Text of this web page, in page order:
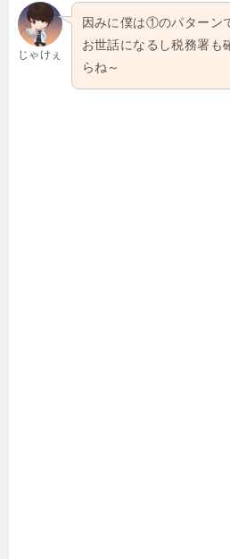
じゃけぇ
因みに僕は①のパターン
お世話になるし税務署も
らね～